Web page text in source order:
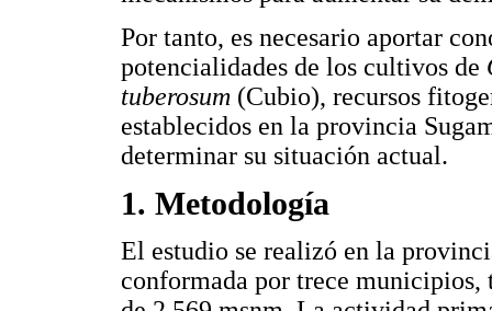
Por tanto, es necesario aportar
potencialidades de los cultivos de
tuberosum (Cubio), recursos
establecidos en la provincia
determinar su situación actual.
1. Metodología
El estudio se realizó en la
conformada por trece municipios,